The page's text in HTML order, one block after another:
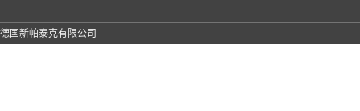
德国新帕泰克有限公司